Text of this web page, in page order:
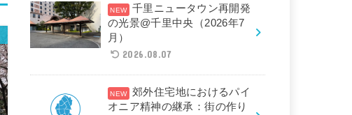
千里ニュータウン再開発
の光景@千里中央（2026年7
月）
2026.08.07
郊外住宅地におけるパイ
オニア精神の継承：街の作り